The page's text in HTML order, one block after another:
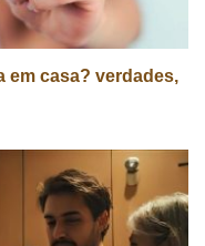
em casa? verdades,